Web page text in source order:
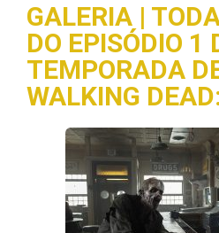
GALERIA |
DO EPISÓDIO 1
TEMPORADA
WALKING